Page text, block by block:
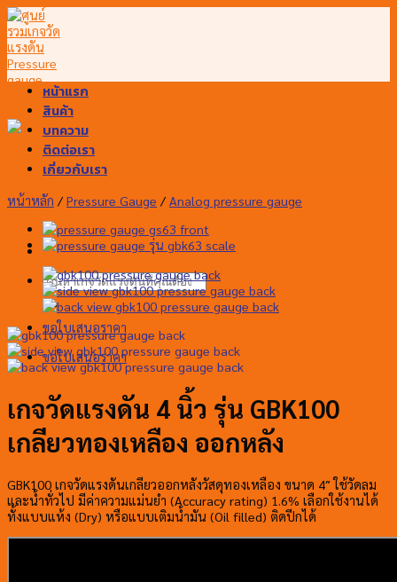
Skip
to
content
ค้นหา:
ขอใบเสนอราคา
ขอใบเสนอราคา
หน้าแรก
สินค้า
บทความ
ติดต่อเรา
เกี่ยวกับเรา
หน้าหลัก / Pressure Gauge / Analog pressure gauge
เกจวัดแรงดัน 4 นิ้ว รุ่น GBK100
เกลียวทองเหลือง ออกหลัง
GBK100 เกจวัดแรงดันเกลียวออกหลังวัสดุทองเหลือง ขนาด 4″ ใช้วัดลม
และน้ำทั่วไป มีค่าความแม่นยำ (Accuracy rating) 1.6% เลือกใช้งานได้
ทั้งแบบแห้ง (Dry) หรือแบบเติมน้ำมัน (Oil filled) ติดปีกได้